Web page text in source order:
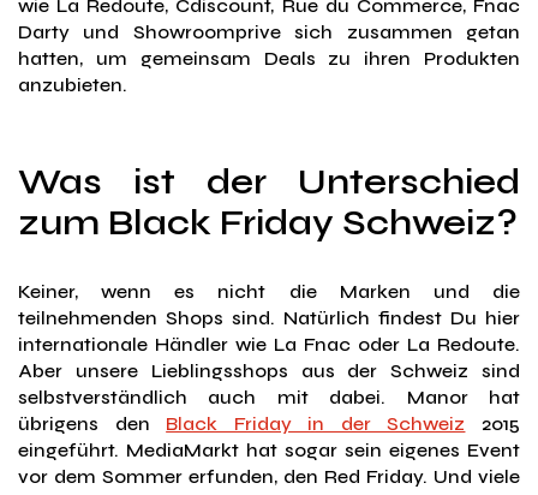
wie La Redoute, Cdiscount, Rue du Commerce, Fnac
Darty und Showroomprive sich zusammen getan
hatten, um gemeinsam Deals zu ihren Produkten
anzubieten.
Was ist der Unterschied
zum Black Friday Schweiz?
Keiner, wenn es nicht die Marken und die
teilnehmenden Shops sind. Natürlich findest Du hier
internationale Händler wie La Fnac oder La Redoute.
Aber unsere Lieblingsshops aus der Schweiz sind
selbstverständlich auch mit dabei. Manor hat
übrigens den Black Friday in der Schweiz 2015
eingeführt. MediaMarkt hat sogar sein eigenes Event
vor dem Sommer erfunden, den Red Friday. Und viele